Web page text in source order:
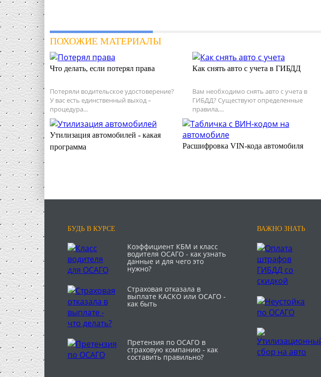
ПОХОЖИЕ МАТЕРИАЛЫ
Что делать, если потерял права
Потеряли водительское удостоверение?
У вас есть единственный выход –
процедура...
Как снять авто с учета в ГИБДД
Вам необходимо снять авто с учета в
ГИБДД? Существуют определенные
правила,...
Утилизация автомобилей - какая
программа
Расшифровка VIN-кода автомобиля
БУДЬ В КУРСЕ
Коэффициент КБМ и класс
водителя ОСАГО - как узнать
данные и для чего это
нужно?
Страховая отказала в
выплате КАСКО или ОСАГО -
как быть
Претензия по ОСАГО в
страховую компанию - как
составить правильно?
ВАЖНО ЗНАТЬ